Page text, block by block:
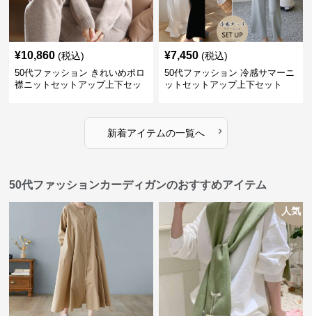
¥10,860 (税込)
50代ファッション きれいめポロ
襟ニットセットアップ上下セッ
¥7,450 (税込)
50代ファッション 冷感サマーニ
ットセットアップ上下セット
新着アイテムの一覧へ ›
50代ファッションカーディガンのおすすめアイテム
人気